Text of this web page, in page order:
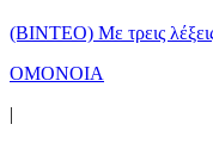
(ΒΙΝΤΕΟ) Με τρεις
ΟΜΟΝΟΙΑ
|